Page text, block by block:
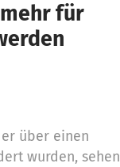
für
über einen
wurden, sehen